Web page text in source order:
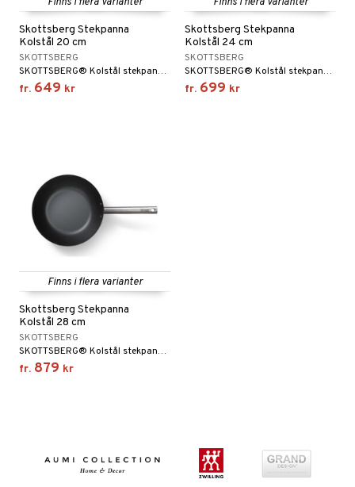
Finns i flera varianter
Skottsberg Stekpanna
Kolstål 20 cm
SKOTTSBERG
SKOTTSBERG® Kolstål stekpanna har utseendet av en non-stick beläggning och är värderad för ett antal speciella egenskaper.
fr. 649 kr
Finns i flera varianter
Skottsberg Stekpanna
Kolstål 24 cm
SKOTTSBERG
SKOTTSBERG® Kolstål stekpanna har utseendet av en non-stick beläggning och är värderad för ett antal speciella egenskaper.
fr. 699 kr
Finns i flera varianter
Skottsberg Stekpanna
Kolstål 28 cm
SKOTTSBERG
SKOTTSBERG® Kolstål stekpanna har utseendet av en non-stick beläggning och är värderad för ett antal speciella egenskaper.
fr. 879 kr